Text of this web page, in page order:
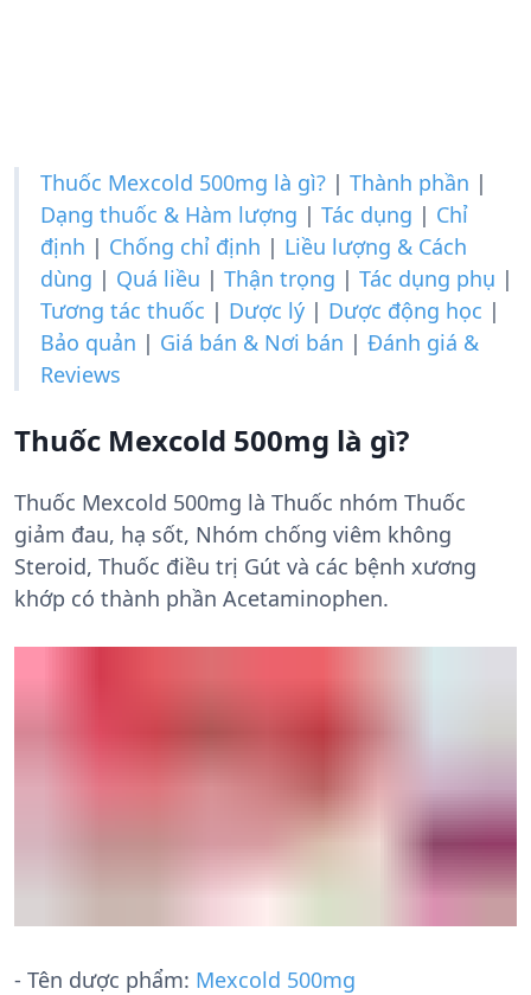
Thuốc Mexcold 500mg là gì? | Thành phần |
Dạng thuốc & Hàm lượng | Tác dụng | Chỉ
định | Chống chỉ định | Liều lượng & Cách
dùng | Quá liều | Thận trọng | Tác dụng phụ |
Tương tác thuốc | Dược lý | Dược động học |
Bảo quản | Giá bán & Nơi bán | Đánh giá &
Reviews
Thuốc Mexcold 500mg là gì?
Thuốc Mexcold 500mg là Thuốc nhóm Thuốc
giảm đau, hạ sốt, Nhóm chống viêm không
Steroid, Thuốc điều trị Gút và các bệnh xương
khớp có thành phần Acetaminophen.
- Tên dược phẩm: Mexcold 500mg